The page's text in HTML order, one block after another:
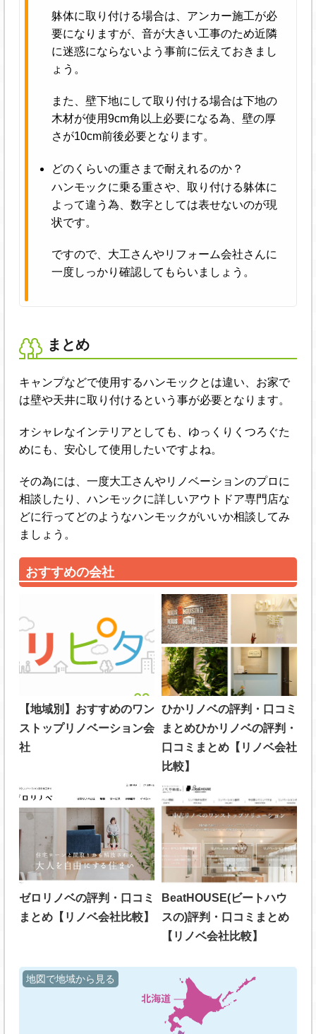
躰体に取り付ける場合は、アンカー施工が必
要になりますが、音が大きい工事のため近隣
に迷惑にならないよう事前に伝えておきまし
ょう。
また、壁下地にして取り付ける場合は下地の
木材が使用9cm角以上必要になる為、壁の厚
さが10cm前後必要となります。
どのくらいの重さまで耐えれるのか？
ハンモックに乗る重さや、取り付ける躰体に
よって違う為、数字としては表せないのが現
状です。
ですので、大工さんやリフォーム会社さんに
一度しっかり確認してもらいましょう。
まとめ
キャンプなどで使用するハンモックとは違い、お家で
は壁や天井に取り付けるという事が必要となります。
オシャレなインテリアとしても、ゆっくりくつろぐた
めにも、安心して使用したいですよね。
その為には、一度大工さんやリノベーションのプロに
相談したり、ハンモックに詳しいアウトドア専門店な
どに行ってどのようなハンモックがいいか相談してみ
ましょう。
おすすめの会社
【地域別】おすすめのワン
ストップリノベーション会
社
ひかリノベの評判・口コミ
まとめひかリノベの評判・
口コミまとめ【リノベ会社
比較】
ゼロリノベの評判・口コミ
まとめ【リノベ会社比較】
BeatHOUSE(ビートハウ
スの)評判・口コミまとめ
【リノベ会社比較】
地図で地域から見る